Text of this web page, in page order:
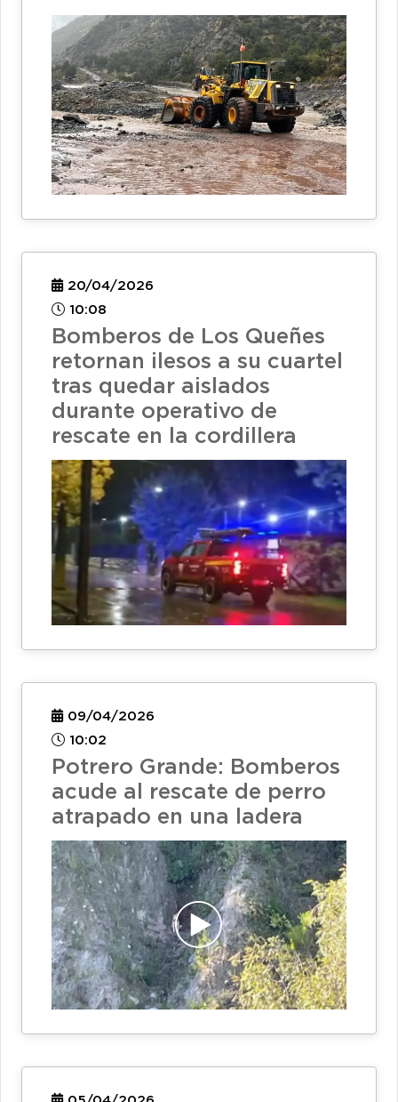
20/04/2026
10:08
Bomberos de Los Queñes
retornan ilesos a su cuartel
tras quedar aislados
durante operativo de
rescate en la cordillera
09/04/2026
10:02
Potrero Grande: Bomberos
acude al rescate de perro
atrapado en una ladera